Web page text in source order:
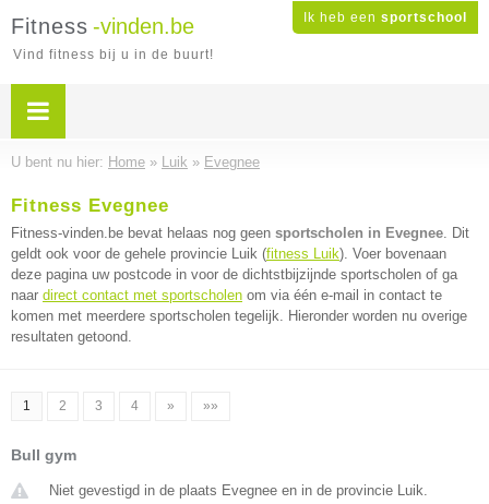
Ik heb een sportschool
Fitness -vinden.be
Vind fitness bij u in de buurt!
U bent nu hier: Home » Luik » Evegnee
Fitness Evegnee
Fitness-vinden.be bevat helaas nog geen sportscholen in Evegnee. Dit
geldt ook voor de gehele provincie Luik (fitness Luik). Voer bovenaan
deze pagina uw postcode in voor de dichtstbijzijnde sportscholen of ga
naar direct contact met sportscholen om via één e-mail in contact te
komen met meerdere sportscholen tegelijk. Hieronder worden nu overige
resultaten getoond.
1 2 3 4 » »»
Bull gym
Niet gevestigd in de plaats Evegnee en in de provincie Luik.